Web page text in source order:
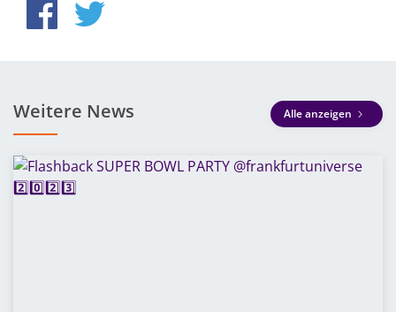
Weitere News Alle anzeigen